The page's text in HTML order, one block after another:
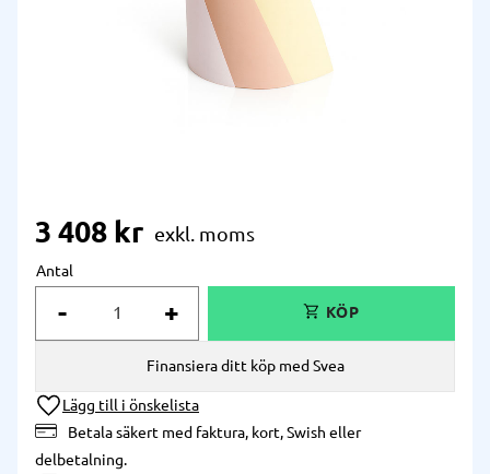
3 408 kr
Antal
+
-
Lägg till i önskelista
Betala säkert med faktura, kort, Swish eller
delbetalning.
Finansiera ditt köp med Svea